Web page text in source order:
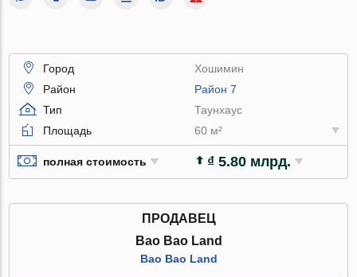
Город
Хошимин
Район
Район 7
Тип
Таунхаус
Площадь
60 м²
полная стоимость ₫ 5.80 млрд.
ПРОДАВЕЦ
Bao Bao Land
Bao Bao Land